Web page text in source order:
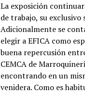
La exposición
de trabajo, su
Adicionalmente se
elegir a EFICA como
buena repercusión
CEMCA de
encontrando en un
venidera. Como es